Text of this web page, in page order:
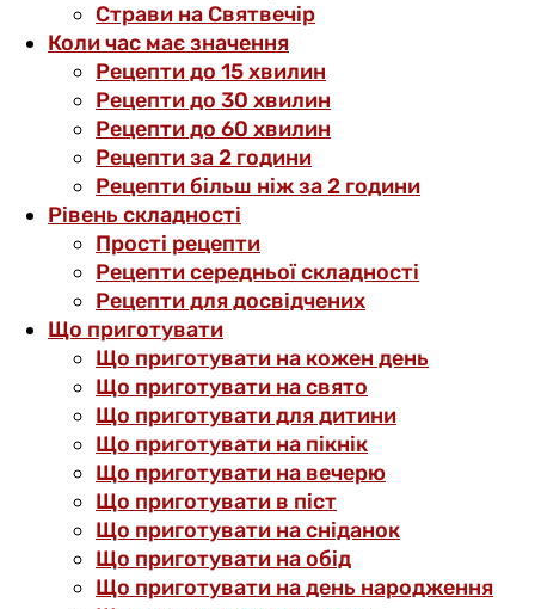
Страви на Святвечір
Коли час має значення
Рецепти до 15 хвилин
Рецепти до 30 хвилин
Рецепти до 60 хвилин
Рецепти за 2 години
Рецепти більш ніж за 2 години
Рівень складності
Прості рецепти
Рецепти середньої складності
Рецепти для досвідчених
Що приготувати
Що приготувати на кожен день
Що приготувати на свято
Що приготувати для дитини
Що приготувати на пікнік
Що приготувати на вечерю
Що приготувати в піст
Що приготувати на сніданок
Що приготувати на обід
Що приготувати на день народження